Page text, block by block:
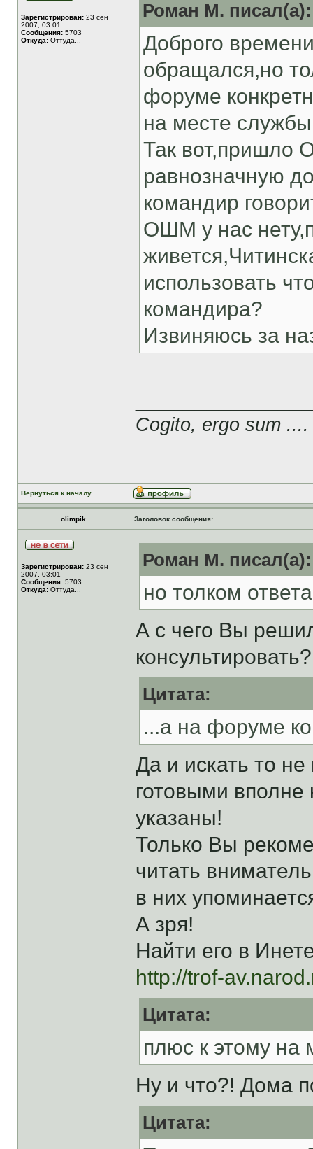
Зарегистрирован: 23 сен
2007, 03:01
Сообщения: 5703
Откуда: Оттуда...
Роман М. писал(а):
Доброго
обращался,но
форуме
на месте
Так вот,пришло
равнозначную
командир
ОШМ у нас
использовать
командира?
Извиняюсь за
Cogito, ergo sum ....
Вернуться к началу
olimpik Заголовок сообщения:
Зарегистрирован: 23 сен
2007, 03:01
Сообщения: 5703
Откуда: Оттуда...
Роман М. писал(а):
но толком
А с чего Вы
Цитата:
...а на форуме
Да и искать то
готовыми
указаны!
Только Вы
читать
в них
А зря!
Найти его в
http://trof-
Цитата:
плюс к этому на
Ну и что?! Дома
Цитата: